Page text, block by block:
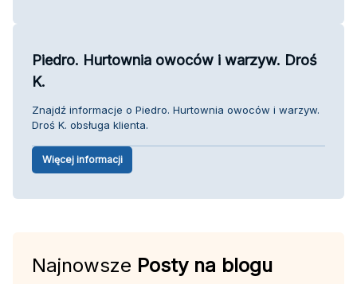
Piedro. Hurtownia owoców i warzyw. Droś
K.
Znajdź informacje o Piedro. Hurtownia owoców i warzyw.
Droś K. obsługa klienta.
Więcej informacji
Najnowsze Posty na blogu